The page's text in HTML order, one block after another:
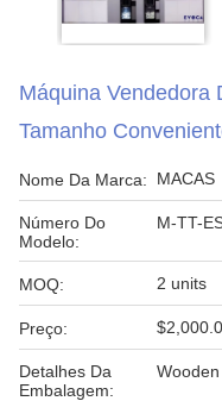
Máquina Vendedora
Tamanho
Nome Da Marca: MACAS
Número Do
Modelo:
M-TT-
MOQ: 2 units
Preço:
Detalhes Da
Embalagem: